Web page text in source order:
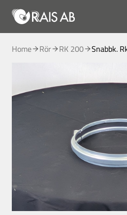
Home Rör RK 200 Snabbk.